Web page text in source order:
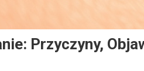
Przyczyny,